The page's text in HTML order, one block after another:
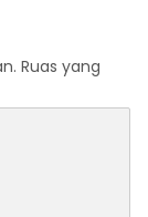
Ruas yang